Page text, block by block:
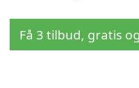
Få 3 tilbud, gratis